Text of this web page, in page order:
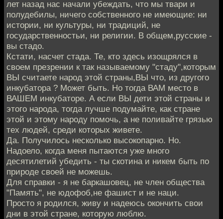
лет назад нас начали убеждать, что мы твари и
полудебилы, ничего собственного не имеющие: ни
истории, ни культуры, ни традиций, не
государственностьи, ни религии. В общем,русские -
вы стадо.
Кстати, насчет стада. Те, кто здесь изощрялся в
своем презрении к так называемому "стаду",которым
ВЫ считаете народ этой страны,ВЫ что, из другого
инкубатора ? Может быть. Но тогда ВАМ место в
ВАШЕМ инкубаторе. А если ВЫ дети этой страны и
этого народа, тогда лучше подумайте, как стране
этой и этому народу помочь, а не поливайте грязью
тех людей, среди которых живете.
Да. Получилось несколько высокопарно. Но.
Надоело, когда меня пытаются уже много
десятилетий убедить - ты скотина и никем быть по
природе своей не можешь.
Для справки - я не баркашовец, не член общества
"Память", не юдофоб,не фашист и не наци.
Просто я родился, живу и надеюсь окончить свои
дни в этой стране, которую люблю.